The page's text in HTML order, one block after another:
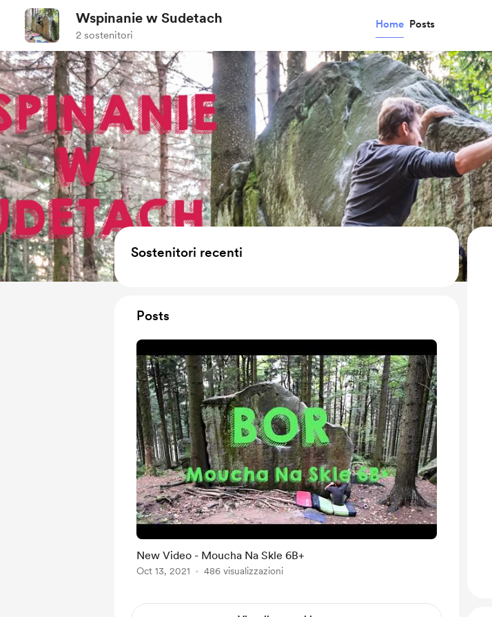
Wspinanie w Sudetach
2 sostenitori
Home Posts
Sostenitori recenti
Posts
New Video - Moucha Na Skle 6B+
Oct 13, 2021 486 visualizzazioni